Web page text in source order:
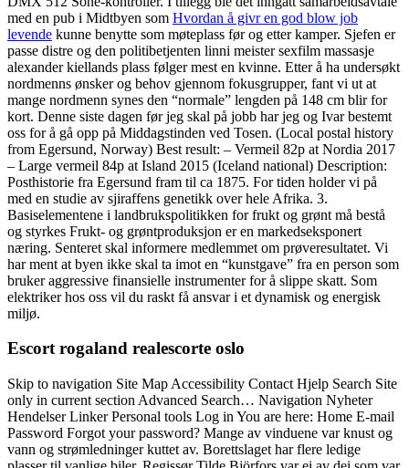
med en pub i Midtbyen som Hvordan å givr en god blow job
levende kunne benytte som møteplass før og etter kamper. Sjefen er
passe distre og den politibetjenten linni meister sexfilm massasje
alexander kiellands plass følger mest en kvinne. Etter å ha undersøkt
nordmenns ønsker og behov gjennom fokusgrupper, fant vi ut at
mange nordmenn synes den “normale” lengden på 148 cm blir for
kort. Denne siste dagen før jeg skal på jobb har jeg og Ivar bestemt
oss for å gå opp på Middagstinden ved Tosen. (Local postal history
from Egersund, Norway) Best result: – Vermeil 82p at Nordia 2017
– Large vermeil 84p at Island 2015 (Iceland national) Description:
Posthistorie fra Egersund fram til ca 1875. For tiden holder vi på
med en studie av sjiraffens genetikk over hele Afrika. 3.
Basiselementene i landbrukspolitikken for frukt og grønt må bestå
og styrkes Frukt- og grøntproduksjon er en markedseksponert
næring. Senteret skal informere medlemmet om prøveresultatet. Vi
har ment at byen ikke skal ta imot en “kunstgave” fra en person som
bruker aggressive finansielle instrumenter for å slippe skatt. Som
elektriker hos oss vil du raskt få ansvar i et dynamisk og energisk
miljø.
Escort rogaland realescorte oslo
Skip to navigation Site Map Accessibility Contact Hjelp Search Site
only in current section Advanced Search… Navigation Nyheter
Hendelser Linker Personal tools Log in You are here: Home E-mail
Password Forgot your password? Mange av vinduene var knust og
vann og strømledninger kuttet av. Borettslaget har flere ledige